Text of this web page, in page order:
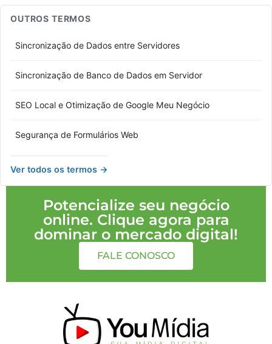
OUTROS TERMOS
Sincronização de Dados entre Servidores
Sincronização de Banco de Dados em Servidor
SEO Local e Otimização de Google Meu Negócio
Segurança de Formulários Web
Ver todos os termos →
Potencialize seu negócio
online. Clique agora para
dominar o mercado digital!
FALE CONOSCO